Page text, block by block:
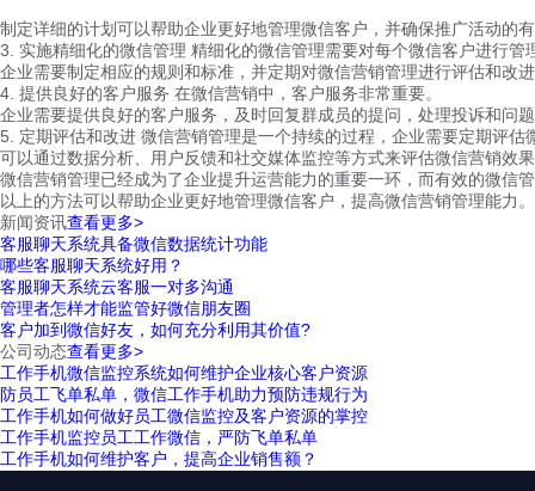
制定详细的计划可以帮助企业更好地管理微信客户，并确保推广活动的
3. 实施精细化的微信管理 精细化的微信管理需要对每个微信客户进行
企业需要制定相应的规则和标准，并定期对微信营销管理进行评估和改
4. 提供良好的客户服务 在微信营销中，客户服务非常重要。
企业需要提供良好的客户服务，及时回复群成员的提问，处理投诉和问
5. 定期评估和改进 微信营销管理是一个持续的过程，企业需要定期评
可以通过数据分析、用户反馈和社交媒体监控等方式来评估微信营销效
微信营销管理已经成为了企业提升运营能力的重要一环，而有效的微信
以上的方法可以帮助企业更好地管理微信客户，提高微信营销管理能力。
新闻资讯查看更多>
客服聊天系统具备微信数据统计功能
哪些客服聊天系统好用？
客服聊天系统云客服一对多沟通
管理者怎样才能监管好微信朋友圈
客户加到微信好友，如何充分利用其价值?
公司动态查看更多>
工作手机微信监控系统如何维护企业核心客户资源
防员工飞单私单，微信工作手机助力预防违规行为
工作手机如何做好员工微信监控及客户资源的掌控
工作手机监控员工工作微信，严防飞单私单
工作手机如何维护客户，提高企业销售额？